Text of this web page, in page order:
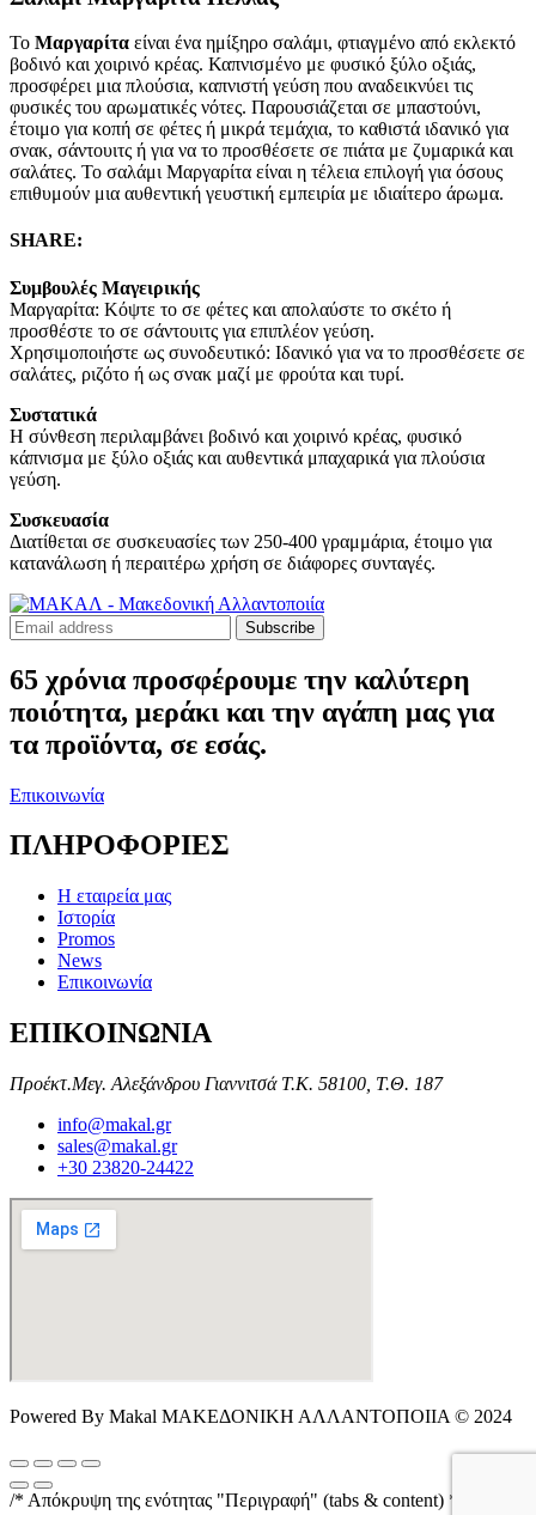
Το Μαργαρίτα είναι ένα ημίξηρο σαλάμι, φτιαγμένο από εκλεκτό
βοδινό και χοιρινό κρέας. Καπνισμένο με φυσικό ξύλο οξιάς,
προσφέρει μια πλούσια, καπνιστή γεύση που αναδεικνύει τις
φυσικές του αρωματικές νότες. Παρουσιάζεται σε μπαστούνι,
έτοιμο για κοπή σε φέτες ή μικρά τεμάχια, το καθιστά ιδανικό για
σνακ, σάντουιτς ή για να το προσθέσετε σε πιάτα με ζυμαρικά και
σαλάτες. Το σαλάμι Μαργαρίτα είναι η τέλεια επιλογή για όσους
επιθυμούν μια αυθεντική γευστική εμπειρία με ιδιαίτερο άρωμα.
SHARE:
Συμβουλές Μαγειρικής
Μαργαρίτα: Κόψτε το σε φέτες και απολαύστε το σκέτο ή
προσθέστε το σε σάντουιτς για επιπλέον γεύση.
Χρησιμοποιήστε ως συνοδευτικό: Ιδανικό για να το προσθέσετε σε
σαλάτες, ριζότο ή ως σνακ μαζί με φρούτα και τυρί.
Συστατικά
Η σύνθεση περιλαμβάνει βοδινό και χοιρινό κρέας, φυσικό
κάπνισμα με ξύλο οξιάς και αυθεντικά μπαχαρικά για πλούσια
γεύση.
Συσκευασία
Διατίθεται σε συσκευασίες των 250-400 γραμμάρια, έτοιμο για
κατανάλωση ή περαιτέρω χρήση σε διάφορες συνταγές.
Subscribe
65 χρόνια προσφέρουμε την καλύτερη
ποιότητα, μεράκι και την αγάπη μας για
τα προϊόντα, σε εσάς.
Επικοινωνία
ΠΛΗΡΟΦΟΡΙΕΣ
Η εταιρεία μας
Ιστορία
Promos
News
Επικοινωνία
ΕΠΙΚΟΙΝΩΝΙΑ
Προέκτ.Μεγ. Αλεξάνδρου Γιαννιτσά Τ.Κ. 58100, Τ.Θ. 187
info@makal.gr
sales@makal.gr
+30 23820-24422
Powered By Makal ΜΑΚΕΔΟΝΙΚΗ ΑΛΛΑΝΤΟΠΟΙΙΑ © 2024
/* Απόκρυψη της ενότητας "Περιγραφή" (tabs & content) */ .single-